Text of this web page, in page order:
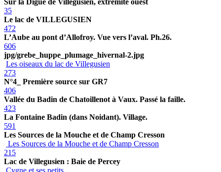
35
Le lac de VILLEGUSIEN
472
L’Aube au pont d’Allofroy. Vue vers l’aval. Ph.26.
606
jpg/grebe_huppe_plumage_hivernal-2.jpg
Les oiseaux du lac de Villegusien
273
N°4_ Première source sur GR7
406
Vallée du Badin de Chatoillenot à Vaux. Passé la faille.
423
La Fontaine Badin (dans Noidant). Village.
591
Les Sources de la Mouche et de Champ Cresson
Les Sources de la Mouche et de Champ Cresson
215
Lac de Villegusien : Baie de Percey
Cygne et ses petits.